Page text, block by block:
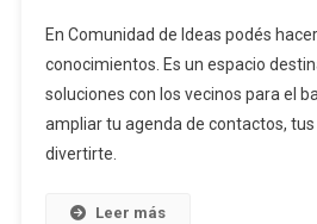
En Comunidad de Ideas podés
conocimientos. Es un espacio
soluciones con los vecinos para el
ampliar tu agenda de contactos,
divertirte.
Leer más